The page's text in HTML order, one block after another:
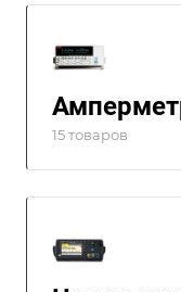
15 товаров